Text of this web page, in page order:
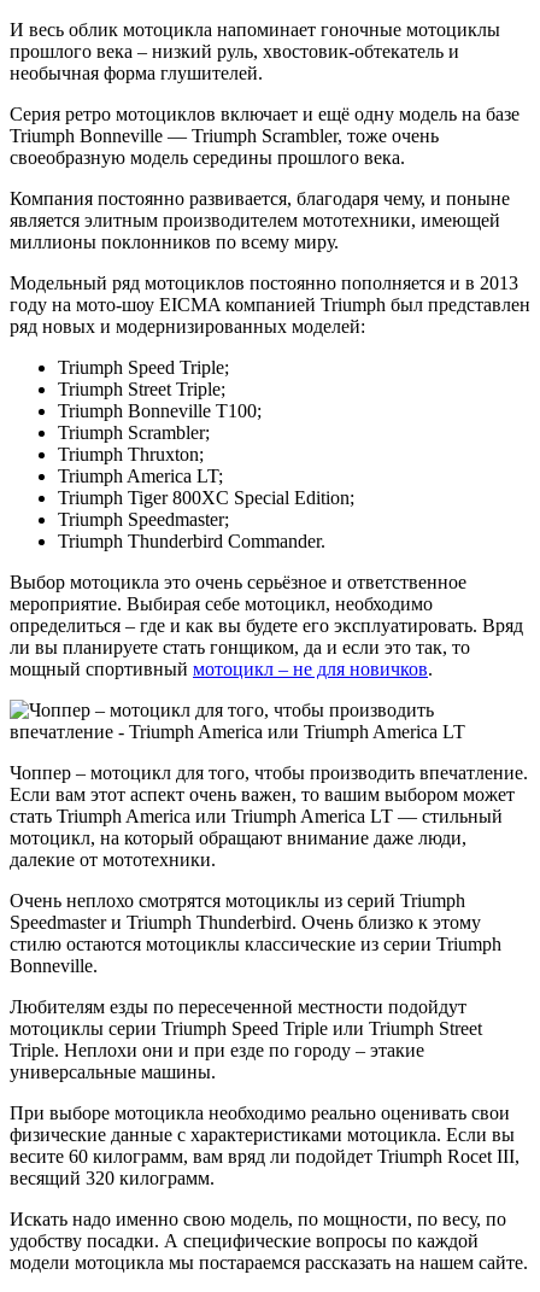
И весь облик мотоцикла напоминает гоночные мотоциклы
прошлого века – низкий руль, хвостовик-обтекатель и
необычная форма глушителей.
Серия ретро мотоциклов включает и ещё одну модель на базе
Triumph Bonneville — Triumph Scrambler, тоже очень
своеобразную модель середины прошлого века.
Компания постоянно развивается, благодаря чему, и поныне
является элитным производителем мототехники, имеющей
миллионы поклонников по всему миру.
Модельный ряд мотоциклов постоянно пополняется и в 2013
году на мото-шоу EICMA компанией Triumph был представлен
ряд новых и модернизированных моделей:
Triumph Speed Triple;
Triumph Street Triple;
Triumph Bonneville T100;
Triumph Scrambler;
Triumph Thruxton;
Triumph America LT;
Triumph Tiger 800XC Special Edition;
Triumph Speedmaster;
Triumph Thunderbird Commander.
Выбор мотоцикла это очень серьёзное и ответственное
мероприятие. Выбирая себе мотоцикл, необходимо
определиться – где и как вы будете его эксплуатировать. Вряд
ли вы планируете стать гонщиком, да и если это так, то
мощный спортивный мотоцикл – не для новичков.
Чоппер – мотоцикл для того, чтобы производить впечатление.
Если вам этот аспект очень важен, то вашим выбором может
стать Triumph America или Triumph America LT — стильный
мотоцикл, на который обращают внимание даже люди,
далекие от мототехники.
Очень неплохо смотрятся мотоциклы из серий Triumph
Speedmaster и Triumph Thunderbird. Очень близко к этому
стилю остаются мотоциклы классические из серии Triumph
Bonneville.
Любителям езды по пересеченной местности подойдут
мотоциклы серии Triumph Speed Triple или Triumph Street
Triple. Неплохи они и при езде по городу – этакие
универсальные машины.
При выборе мотоцикла необходимо реально оценивать свои
физические данные с характеристиками мотоцикла. Если вы
весите 60 килограмм, вам вряд ли подойдет Triumph Rocet III,
весящий 320 килограмм.
Искать надо именно свою модель, по мощности, по весу, по
удобству посадки. А специфические вопросы по каждой
модели мотоцикла мы постараемся рассказать на нашем сайте.